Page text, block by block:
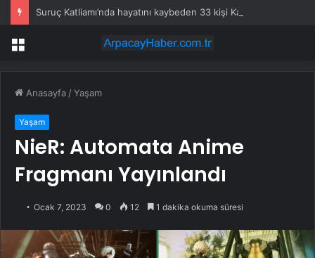
Menü
Anasayfa /Yaşam
Yaşam
NieR: Automata Anime
Fragmanı Yayınlandı
Ocak 7, 2023 0 12 1 dakika okuma süresi